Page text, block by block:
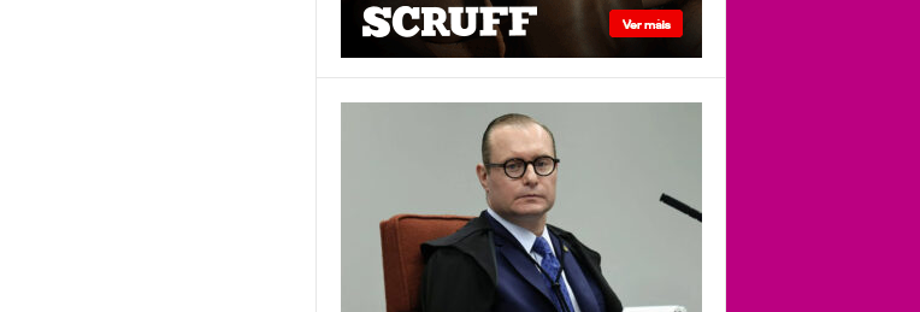
STF: Ministro
para derrubar lei
que proíbe atletas
transgênero em
competições de
Londrina